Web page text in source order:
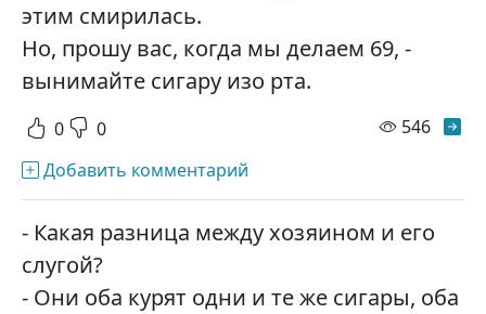
этим смирилась.
Но, прошу вас, когда мы делаем 69, -
вынимайте сигару изо рта.
0 0 546
Добавить комментарий
- Какая разница между хозяином и его
слугой?
- Они оба курят одни и те же сигары, оба